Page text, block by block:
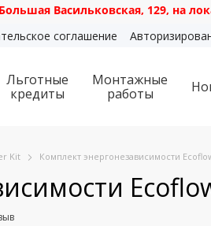
129, на локации
соглашение
Льготные
кредиты
Монтажные
работы
Kit Комплект энергонезависимости